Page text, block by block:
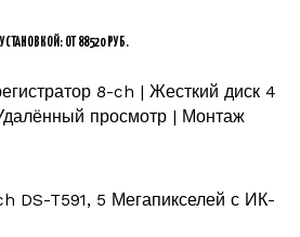
ОТ 88520 РУБ.
8-ch | Жесткий диск 4
просмотр | Монтаж
DS-T591, 5 Мегапикселей с ИК-